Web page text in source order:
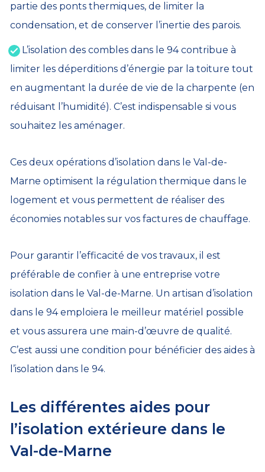
partie des ponts thermiques, de limiter la
condensation, et de conserver l’inertie des parois.
L’isolation des combles dans le 94 contribue à
limiter les déperditions d’énergie par la toiture tout
en augmentant la durée de vie de la charpente (en
réduisant l’humidité). C’est indispensable si vous
souhaitez les aménager.
Ces deux opérations d’isolation dans le Val-de-
Marne optimisent la régulation thermique dans le
logement et vous permettent de réaliser des
économies notables sur vos factures de chauffage.
Pour garantir l’efficacité de vos travaux, il est
préférable de confier à une entreprise votre
isolation dans le Val-de-Marne. Un artisan d’isolation
dans le 94 emploiera le meilleur matériel possible
et vous assurera une main-d’œuvre de qualité.
C’est aussi une condition pour bénéficier des aides à
l’isolation dans le 94.
Les différentes aides pour
l’isolation extérieure dans le
Val-de-Marne